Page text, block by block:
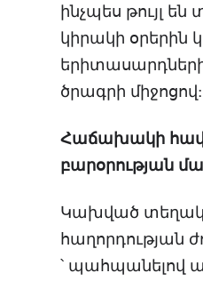
ինչպես թույլ
կիրակի օրերին
ծրագրի միջոցով:
Հաճախակի
բարօրության
Կախված
հաղորդության
՝ պահպանելով